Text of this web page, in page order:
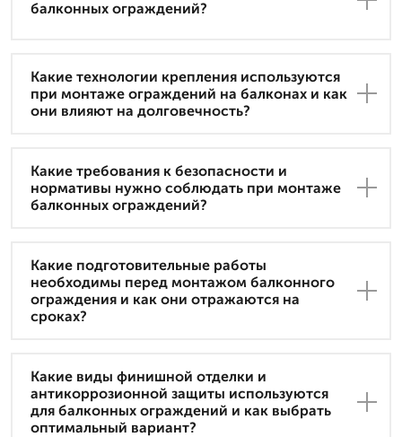
балконных ограждений?
Какие технологии крепления используются
при монтаже ограждений на балконах и как
они влияют на долговечность?
Какие требования к безопасности и
нормативы нужно соблюдать при монтаже
балконных ограждений?
Какие подготовительные работы
необходимы перед монтажом балконного
ограждения и как они отражаются на
сроках?
Какие виды финишной отделки и
антикоррозионной защиты используются
для балконных ограждений и как выбрать
оптимальный вариант?